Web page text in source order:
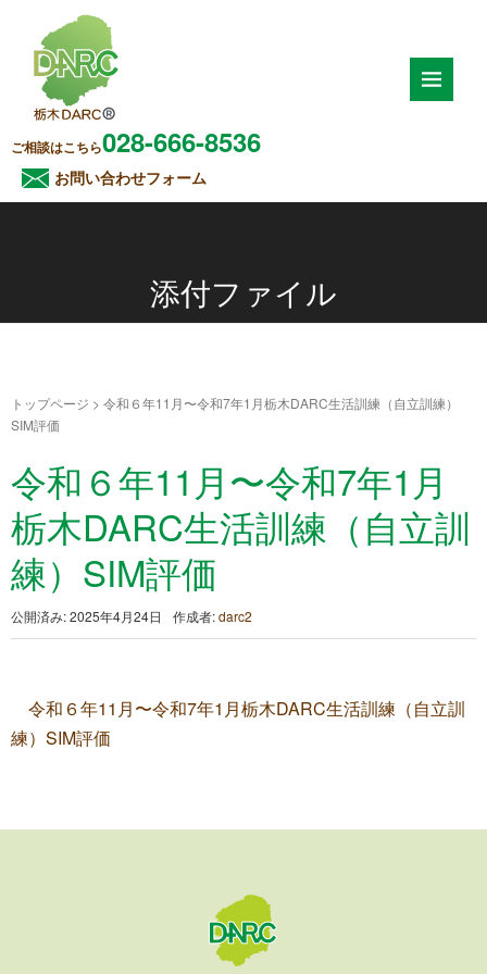
ご相談はこちら028-666-8536
お問い合わせフォーム
添付ファイル
トップページ > 令和６年11月〜令和7年1月栃木DARC生活訓練（自立訓練）
SIM評価
令和６年11月〜令和7年1月
栃木DARC生活訓練（自立訓
練）SIM評価
公開済み: 2025年4月24日 作成者:darc2
令和６年11月〜令和7年1月栃木DARC生活訓練（自立訓
練）SIM評価